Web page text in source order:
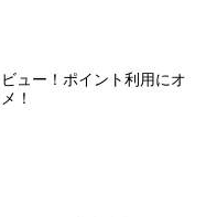
ュー！ポイント利用にオ
！